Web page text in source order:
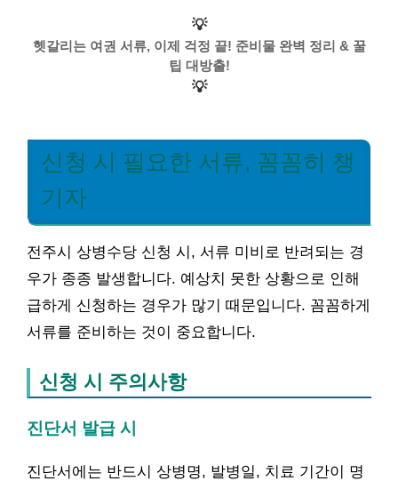
💡
헷갈리는 여권 서류, 이제 걱정 끝! 준비물 완벽 정리 & 꿀
팁 대방출!
💡
신청 시 필요한 서류, 꼼꼼히 챙
기자
전주시 상병수당 신청 시, 서류 미비로 반려되는 경
우가 종종 발생합니다. 예상치 못한 상황으로 인해
급하게 신청하는 경우가 많기 때문입니다. 꼼꼼하게
서류를 준비하는 것이 중요합니다.
신청 시 주의사항
진단서 발급 시
진단서에는 반드시 상병명, 발병일, 치료 기간이 명